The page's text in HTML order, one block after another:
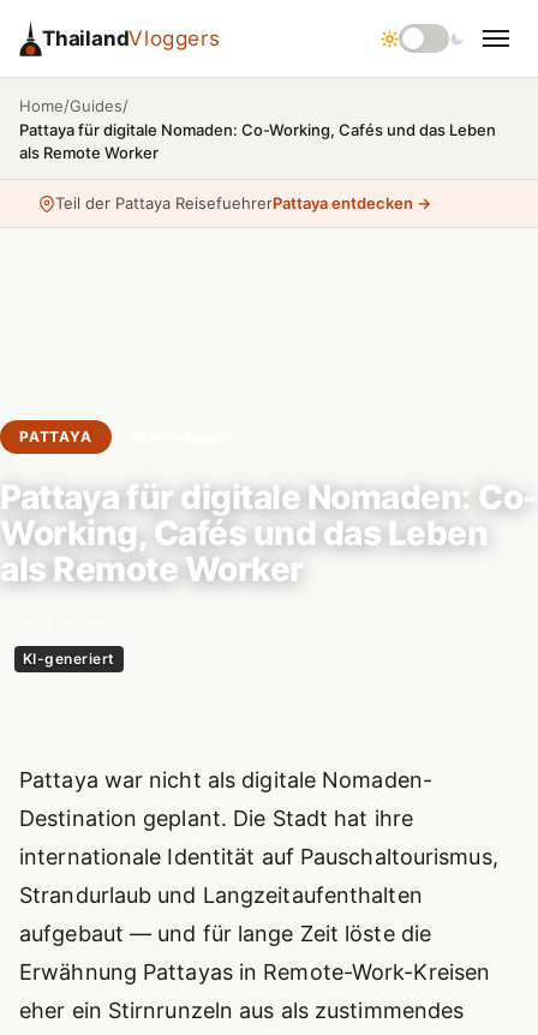
ThailandVloggers
Home/Guides/
Pattaya für digitale Nomaden: Co-Working, Cafés und das Leben
als Remote Worker
Teil der Pattaya ReisefuehrerPattaya entdecken →
KI-generiert
PATTAYA
Pattaya für digitale Nomaden: Co-
Working, Cafés und das Leben
als Remote Worker
Einführung
Pattaya war nicht als digitale Nomaden-
Destination geplant. Die Stadt hat ihre
internationale Identität auf Pauschaltourismus,
Strandurlaub und Langzeitaufenthalten
aufgebaut — und für lange Zeit löste die
Erwähnung Pattayas in Remote-Work-Kreisen
eher ein Stirnrunzeln aus als zustimmendes